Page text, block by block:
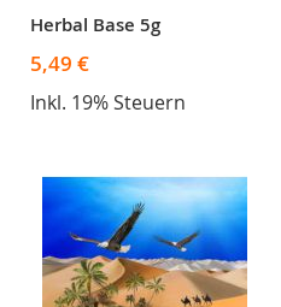
Herbal Base 5g
5,49 €
Inkl. 19% Steuern